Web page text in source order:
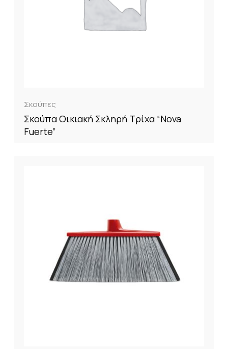
Σκούπες
Σκούπα Οικιακή Σκληρή Τρίχα “Nova
Fuerte”